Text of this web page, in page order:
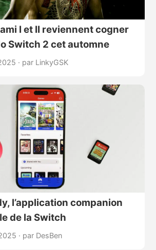
I et II reviennent cogner
Switch 2 cet automne
· par LinkyGSK
l’application companion
de la Switch
· par DesBen